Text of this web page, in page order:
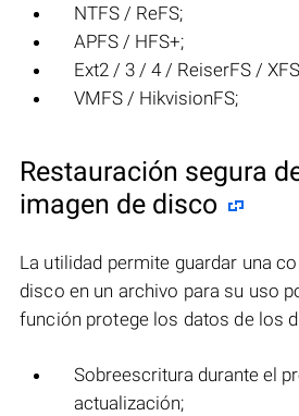
NTFS / ReFS;
APFS / HFS+;
Ext2 / 3 / 4 / ReiserFS /
VMFS / HikvisionFS;
Restauración segura
imagen de disco
La utilidad permite guardar una
disco en un archivo para su uso
función protege los datos de los
Sobreescritura durante el
actualización;